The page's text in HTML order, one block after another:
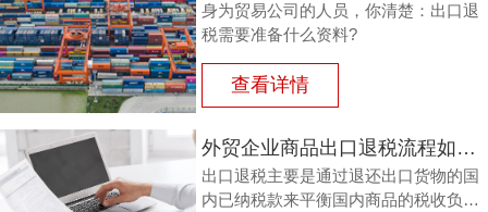
身为贸易公司的人员，你清楚：出口退
税需要准备什么资料?
查看详情
外贸企业商品出口退税流程如何？鸿裕以鞋业公司申请出口退税为例
出口退税主要是通过退还出口货物的国
内已纳税款来平衡国内商品的税收负